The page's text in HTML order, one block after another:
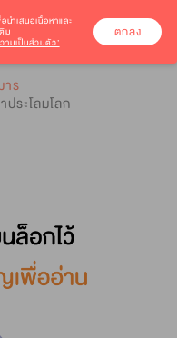
ร
ระโลมโลก
นำเสนอเนื้อหาและ
ม
ามเป็นส่วนตัว’
ตกลง